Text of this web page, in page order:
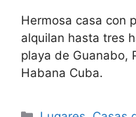
Hermosa casa con
alquilan hasta tres
playa de Guanabo,
Habana Cuba.
Categories